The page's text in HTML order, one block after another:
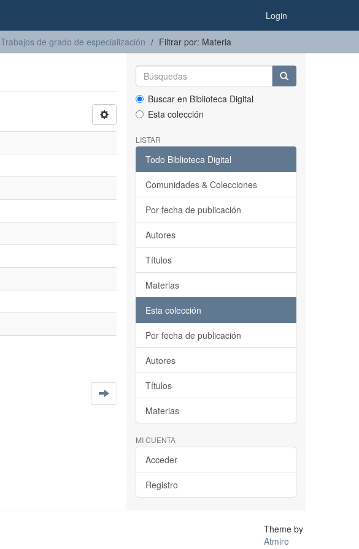
Login
Trabajos de grado de especialización Filtrar por: Materia
Buscar en Biblioteca Digital
Esta colección
LISTAR
Todo Biblioteca Digital
Comunidades & Colecciones
Por fecha de publicación
Autores
Títulos
Materias
Esta colección
Por fecha de publicación
Autores
Títulos
Materias
MI CUENTA
Acceder
Registro
Theme by
Atmire